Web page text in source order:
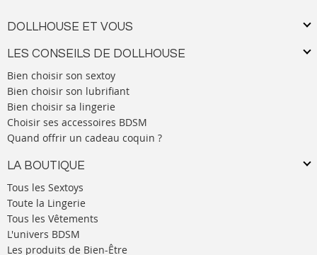
DOLLHOUSE ET VOUS
LES CONSEILS DE DOLLHOUSE
Bien choisir son sextoy
Bien choisir son lubrifiant
Bien choisir sa lingerie
Choisir ses accessoires BDSM
Quand offrir un cadeau coquin ?
LA BOUTIQUE
Tous les Sextoys
Toute la Lingerie
Tous les Vêtements
L'univers BDSM
Les produits de Bien-Être